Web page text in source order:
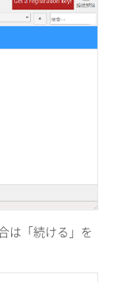
は「続ける」を